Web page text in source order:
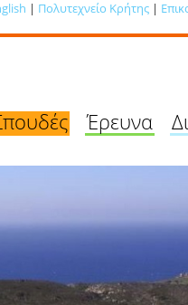
| Πολυτεχνείο Κρήτης |
Έρευνα